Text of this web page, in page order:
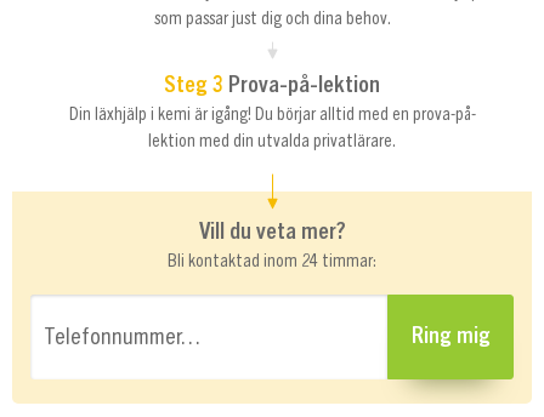
som passar just dig och dina behov.
Steg 3 Prova-på-lektion
Din läxhjälp i kemi är igång! Du börjar alltid med en prova-på-
lektion med din utvalda privatlärare.
Vill du veta mer?
Bli kontaktad inom 24 timmar:
Telefonnummer… Ring mig